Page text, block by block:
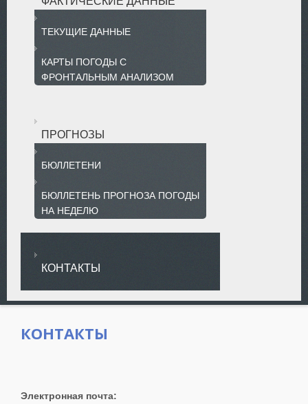
ТЕКУЩИЕ ДАННЫЕ
КАРТЫ ПОГОДЫ С
ФРОНТАЛЬНЫМ АНАЛИЗОМ
ПРОГНОЗЫ
БЮЛЛЕТЕНИ
БЮЛЛЕТЕНЬ ПРОГНОЗА ПОГОДЫ
НА НЕДЕЛЮ
КОНТАКТЫ
КОНТАКТЫ
Электронная почта: